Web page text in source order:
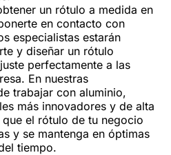
un rótulo a medida en
en contacto con
especialistas estarán
y diseñar un rótulo
perfectamente a las
En nuestras
trabajar con aluminio,
más innovadores y de alta
el rótulo de tu negocio
y se mantenga en óptimas
tiempo.